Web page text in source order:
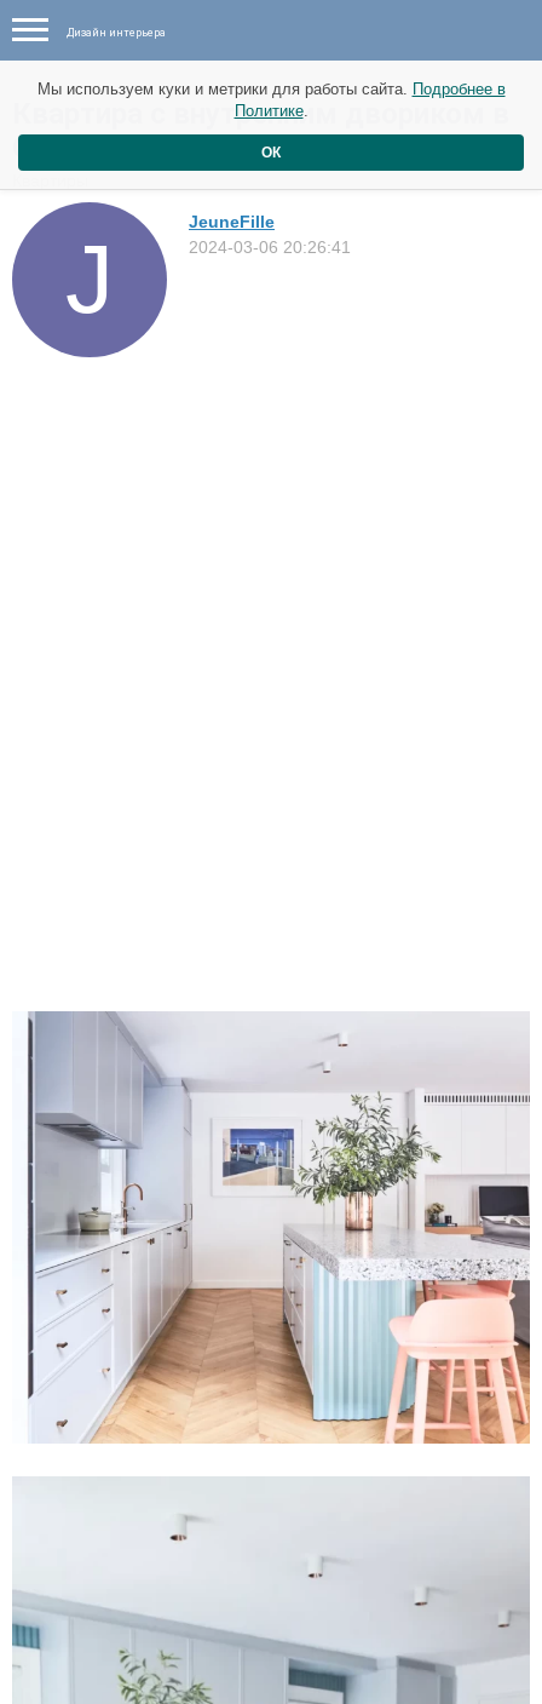
Дизайн интерьера
Квартира с внутренним двориком в
Сиднее
JeuneFille
2024-03-06 20:26:41
Мы используем куки и метрики для работы сайта. Подробнее в
Политике.
ОК